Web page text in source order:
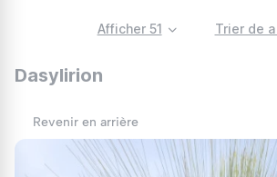
esthétique pour les jardins mais
plante robuste qui demande peu
Le Dasylirion se distingue par sa
atypique qui attire
Afficher 51 Trier de a
Dasylirion
Revenir en arrière